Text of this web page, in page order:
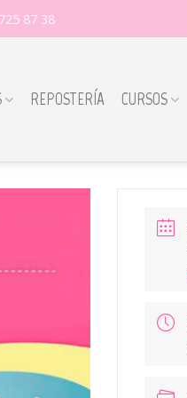
87 38
REPOSTERÍA CURSOS